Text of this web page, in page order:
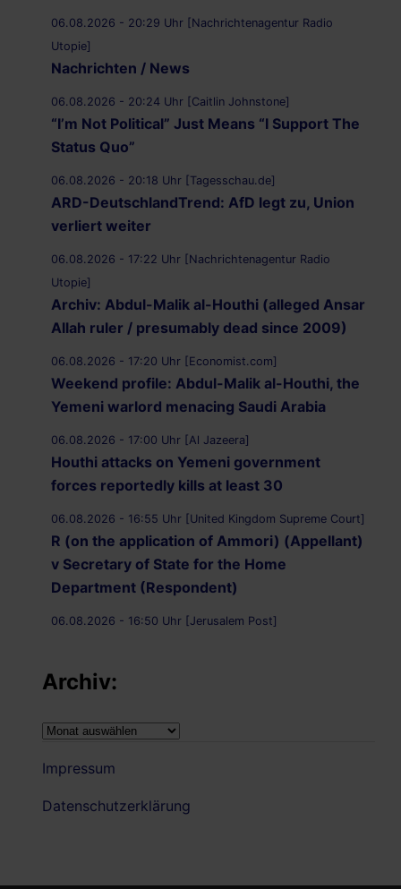
06.08.2026 - 20:29 Uhr [Nachrichtenagentur Radio
Utopie]
Nachrichten / News
06.08.2026 - 20:24 Uhr [Caitlin Johnstone]
“I’m Not Political” Just Means “I Support The
Status Quo”
06.08.2026 - 20:18 Uhr [Tagesschau.de]
ARD-DeutschlandTrend: AfD legt zu, Union
verliert weiter
06.08.2026 - 17:22 Uhr [Nachrichtenagentur Radio
Utopie]
Archiv: Abdul-Malik al-Houthi (alleged Ansar
Allah ruler / presumably dead since 2009)
06.08.2026 - 17:20 Uhr [Economist.com]
Weekend profile: Abdul-Malik al-Houthi, the
Yemeni warlord menacing Saudi Arabia
06.08.2026 - 17:00 Uhr [Al Jazeera]
Houthi attacks on Yemeni government
forces reportedly kills at least 30
06.08.2026 - 16:55 Uhr [United Kingdom Supreme Court]
R (on the application of Ammori) (Appellant)
v Secretary of State for the Home
Department (Respondent)
06.08.2026 - 16:50 Uhr [Jerusalem Post]
14 peaceful protesters arrested at Palestine
Action demonstration outside Bristol Prison
06.08.2026 - 16:19 Uhr [Nachrichtenagentur Radio
Utopie]
Archiv:
Archiv:
Impressum
Datenschutzerklärung